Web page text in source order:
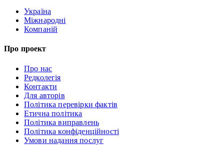
Україна
Міжнародні
Компаній
Про проект
Про нас
Редколегія
Контакти
Для авторів
Політика перевірки фактів
Етична політика
Політика виправлень
Політика конфіденційності
Умови надання послуг